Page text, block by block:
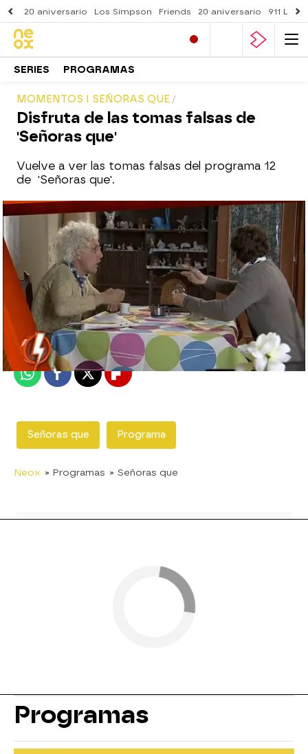
20 aniversario Los Simpson Friends 20 aniversario 911
SERIES PROGRAMAS
MOMENTOS I SEÑORAS QUE
Disfruta de las tomas falsas de
'Señoras que'
Vuelve a ver las tomas falsas del programa 12
de 'Señoras que'.
neox
Madrid
Publicado: 03 de enero de 2013, 23:15
WhatsappFacebook
X Flipboard
Señoras que Programa
Neox » Programas » Señoras que
Programas